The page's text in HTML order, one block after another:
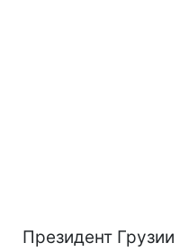
Президент Грузии